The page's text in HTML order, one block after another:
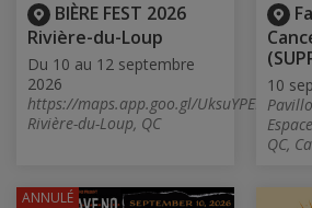
BIÈRE FEST 2026
Rivière-du-Loup
Du 10 au 12 septembre
2026
https://maps.app.goo.gl/
Rivière-du-Loup, QC
10
QC,
ANNULÉ